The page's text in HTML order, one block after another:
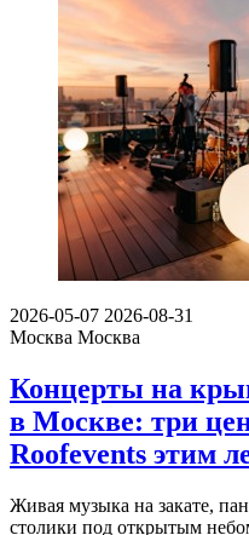
2026-05-07 2026-08-31
Москва Москва
Концерты на
в Москве: три
Roofevents этим
Живая музыка на закате,
столики под открытым